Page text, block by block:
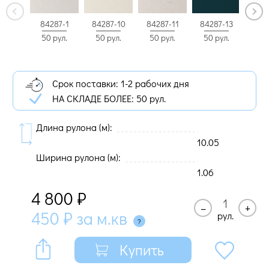
84287-1
50 рул.
84287-10
50 рул.
84287-11
50 рул.
84287-13
50 рул.
Срок поставки: 1-2 рабочих дня
НА СКЛАДЕ БОЛЕЕ: 50 рул.
Длина рулона (м):
10.05
Ширина рулона (м):
1.06
4 800 ₽
450 ₽ за м.кв –
рул.
+
Купить